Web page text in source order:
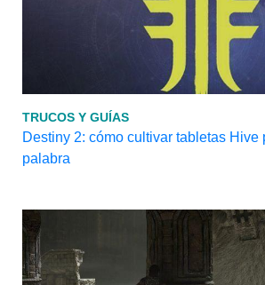
TRUCOS Y GUÍAS
Destiny 2: cómo cultivar tabletas Hive
palabra